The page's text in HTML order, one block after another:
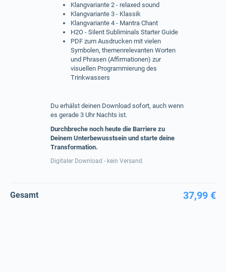
Klangvariante 2 - relaxed sound
Klangvariante 3 - Klassik
Klangvariante 4 - Mantra Chant
H2O - Silent Subliminals Starter Guide
PDF zum Ausdrucken mit vielen
Symbolen, themenrelevanten Worten
und Phrasen (Affirmationen) zur
visuellen Programmierung des
Trinkwassers
Du erhälst deinen Download sofort, auch wenn
es gerade 3 Uhr Nachts ist.
Durchbreche noch heute die Barriere zu
Deinem Unterbewusstsein und starte deine
Transformation.
Digitaler Download - kein Versand
Gesamt 37,99 €